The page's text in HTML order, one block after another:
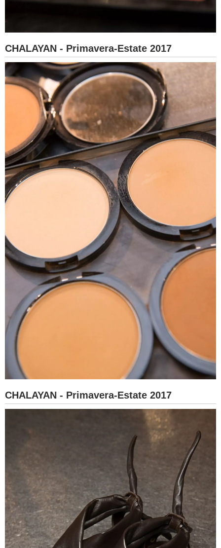
CHALAYAN - Primavera-Estate 2017
CHALAYAN - Primavera-Estate 2017